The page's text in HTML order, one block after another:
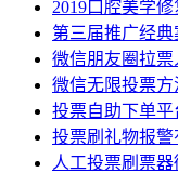
2019口腔美学
第三届推广经
微信朋友圈拉
微信无限投票
投票自助下单
投票刷礼物报
人工投票刷票